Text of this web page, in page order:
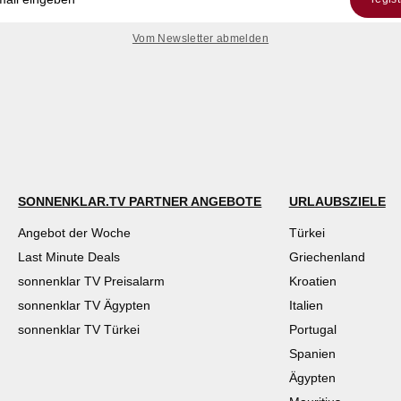
Vom Newsletter abmelden
SONNENKLAR.TV PARTNER ANGEBOTE
Angebot der Woche
Last Minute Deals
sonnenklar TV Preisalarm
sonnenklar TV Ägypten
sonnenklar TV Türkei
URLAUBSZIELE
Türkei
Griechenland
Kroatien
Italien
Portugal
Spanien
Ägypten